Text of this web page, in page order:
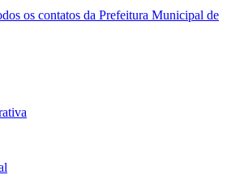
os contatos da Prefeitura Municipal de